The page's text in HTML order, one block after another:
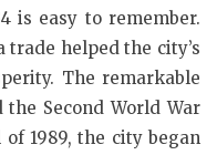
is easy to remember.
helped the city’s
The remarkable
Second World War
1989, the city began